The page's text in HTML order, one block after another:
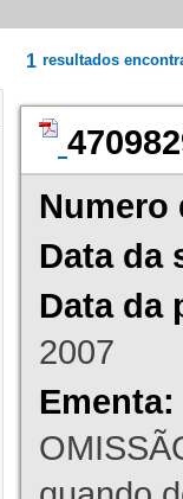
1 resultados
Numero
Data da
Data da
2007
Ementa: